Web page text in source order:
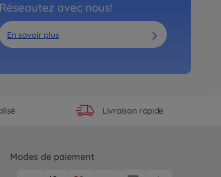
Réseautez avec nous!
En savoir plus
Livraison rapide
Modes de paiement